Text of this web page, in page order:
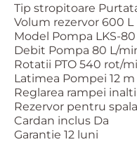
Tip stropitoare
Volum rezervor 600 L
Model Pompa LKS-80
Debit Pompa 80 L/
Rotatii PTO 540 rot/
Latimea Pompei 12 m
Reglarea rampei
Rezervor pentru
Cardan inclus Da
Garantie 12 luni